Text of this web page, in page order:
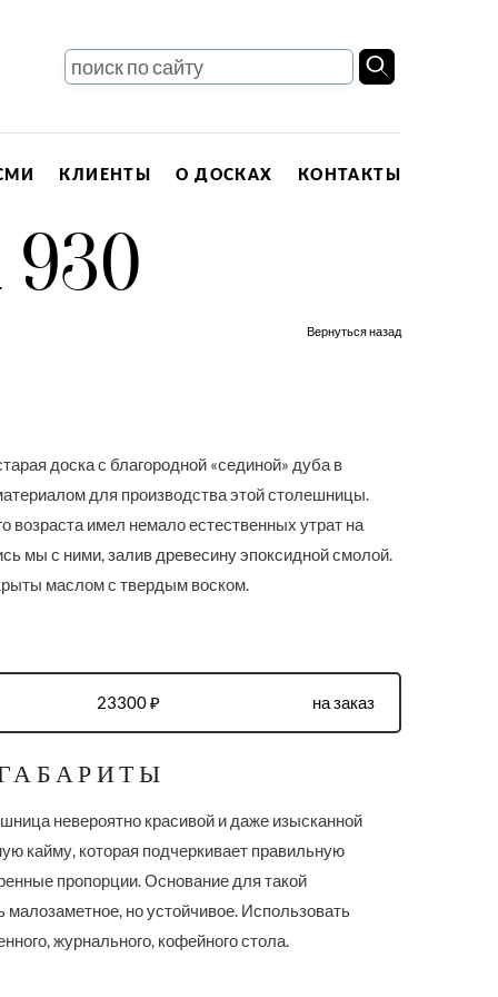
КЛИЕНТЫ О ДОСКАХ КОНТАКТЫ
Вернуться назад
доска с благородной «сединой» дуба в
для производства этой столешницы.
возраста имел немало естественных утрат на
мы с ними, залив древесину эпоксидной смолой.
маслом с твердым воском.
23300 ₽ на заказ
невероятно красивой и даже изысканной
кайму, которая подчеркивает правильную
пропорции. Основание для такой
но устойчивое. Использовать
журнального, кофейного стола.